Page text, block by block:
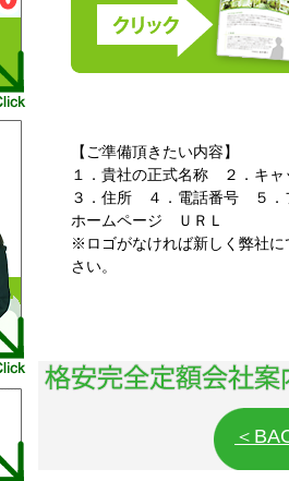
【ご準備頂きたい内容】
１．貴社の正式名称 ２．キ
３．住所 ４．電話番号 ５
ホームページ ＵＲＬ
※ロゴがなければ新しく弊社
さい。
＜